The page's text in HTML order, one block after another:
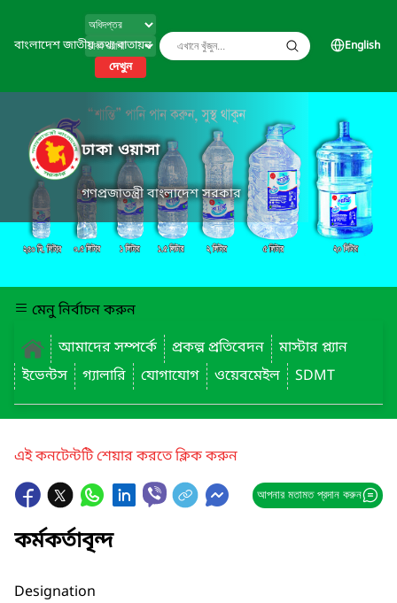
বাংলাদেশ জাতীয় তথ্য বাতায়ন
দেখুন
English
ঢাকা ওয়াসা
গণপ্রজাতন্ত্রী বাংলাদেশ সরকার
মেনু নির্বাচন করুন
আমাদের সম্পর্কে
প্রকল্প প্রতিবেদন
মাস্টার প্ল্যান
ইভেন্টস
গ্যালারি যোগাযোগ ওয়েবমেইল SDMT
এই কনটেন্টটি শেয়ার করতে ক্লিক করুন
আপনার মতামত প্রদান করুন
কর্মকর্তাবৃন্দ
Designation